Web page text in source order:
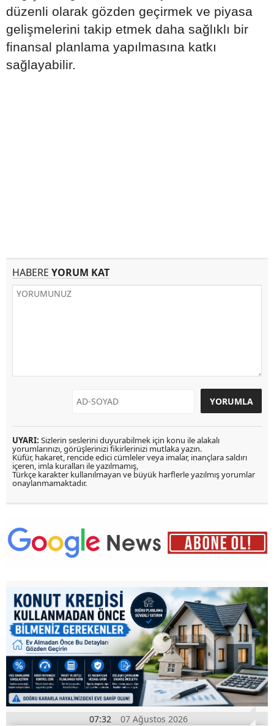
düzenli olarak gözden geçirmek ve piyasa
gelişmelerini takip etmek daha sağlıklı bir
finansal planlama yapılmasına katkı
sağlayabilir.
HABERE YORUM KAT
UYARI: Sizlerin seslerini duyurabilmek için konu ile alakalı
yorumlarınızı, görüşlerinizi fikirlerinizi mutlaka yazın.
Küfür, hakaret, rencide edici cümleler veya imalar, inançlara saldırı
içeren, imla kuralları ile yazılmamış,
Türkçe karakter kullanılmayan ve büyük harflerle yazılmış yorumlar
onaylanmamaktadır.
07:32 07 Ağustos 2026